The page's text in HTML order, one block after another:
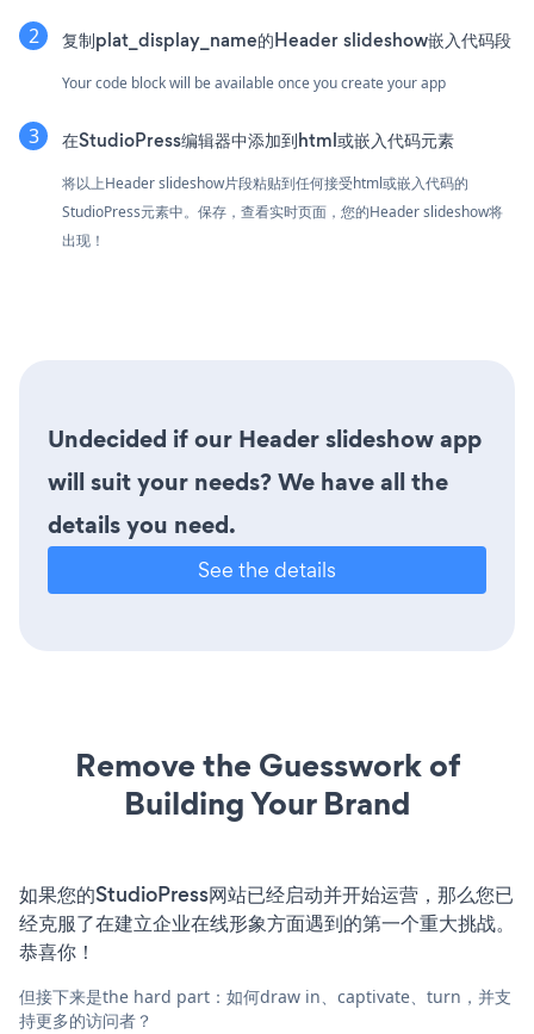
复制plat_display_name的Header slideshow嵌入代码段
Your code block will be available once you create your app
在StudioPress编辑器中添加到html或嵌入代码元素
将以上Header slideshow片段粘贴到任何接受html或嵌入代码的
StudioPress元素中。保存，查看实时页面，您的Header slideshow将
出现！
Undecided if our Header slideshow app
will suit your needs? We have all the
details you need.
See the details
Remove the Guesswork of
Building Your Brand
如果您的StudioPress网站已经启动并开始运营，那么您已
经克服了在建立企业在线形象方面遇到的第一个重大挑战。
恭喜你！
但接下来是the hard part：如何draw in、captivate、turn，并支
持更多的访问者？